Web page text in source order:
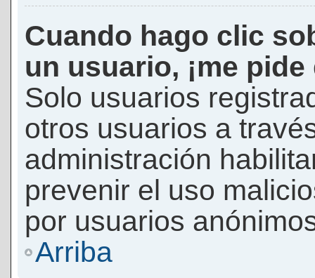
Cuando hago clic
un usuario, ¡me
Solo usuarios
otros usuarios a
administración
prevenir el uso
por usuarios
Arriba